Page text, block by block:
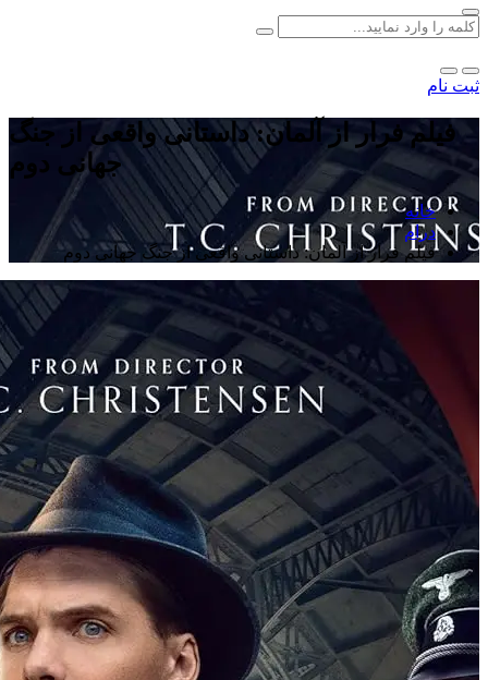
ثبت نام
فیلم فرار از آلمان: داستانی واقعی از جنگ
جهانی دوم
خانه
درام
فیلم فرار از آلمان: داستانی واقعی از جنگ جهانی دوم